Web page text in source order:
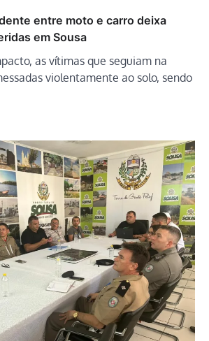
entre moto e carro deixa
em Sousa
as vítimas que seguiam na
violentamente ao solo, sendo